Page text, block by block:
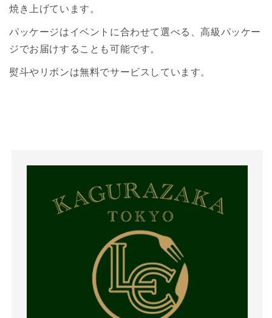
焼き上げています。
パッケージはイベントに合わせて選べる、高級パッケー
ジでお届けすることも可能です。
熨斗やリボンは無料でサービスしています。